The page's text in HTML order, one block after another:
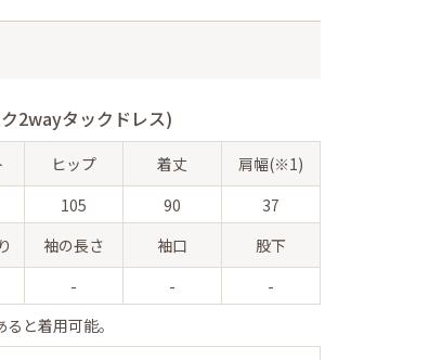
2wayタックドレス)
ヒップ 着丈
肩幅(※1)
105 90
37
袖の長さ 袖口
股下
- -
-
と着用可能。